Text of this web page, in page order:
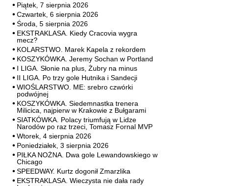
Piątek, 7 sierpnia 2026
Czwartek, 6 sierpnia 2026
Środa, 5 sierpnia 2026
EKSTRAKLASA. Kiedy Cracovia wygra
mecz?
KOLARSTWO. Marek Kapela z rekordem
KOSZYKÓWKA. Jeremy Sochan w Portland
I LIGA. Słonie na plus, Żubry na minus
II LIGA. Po trzy gole Hutnika i Sandecji
WIOŚLARSTWO. ME: srebro czwórki
podwójnej
KOSZYKÓWKA. Siedemnastka trenera
Milicica, najpierw w Krakowie z Bułgarami
SIATKÓWKA. Polacy triumfują w Lidze
Narodów po raz trzeci, Tomasz Fornal MVP
Wtorek, 4 sierpnia 2026
Poniedziałek, 3 sierpnia 2026
PIŁKA NOŻNA. Dwa gole Lewandowskiego w
Chicago
SPEEDWAY. Kurtz dogonił Zmarzlika
EKSTRAKLASA. Wieczysta nie dała rady